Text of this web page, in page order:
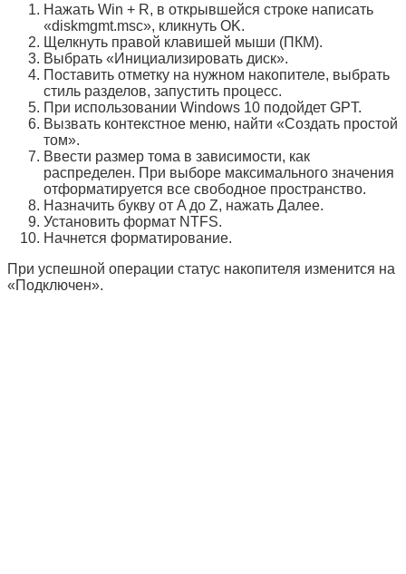
Нажать Win + R, в открывшейся строке написать
«diskmgmt.msc», кликнуть OK.
Щелкнуть правой клавишей мыши (ПКМ).
Выбрать «Инициализировать диск».
Поставить отметку на нужном накопителе, выбрать
стиль разделов, запустить процесс.
При использовании Windows 10 подойдет GPT.
Вызвать контекстное меню, найти «Создать простой
том».
Ввести размер тома в зависимости, как
распределен. При выборе максимального значения
отформатируется все свободное пространство.
Назначить букву от A до Z, нажать Далее.
Установить формат NTFS.
Начнется форматирование.
При успешной операции статус накопителя изменится на
«Подключен».